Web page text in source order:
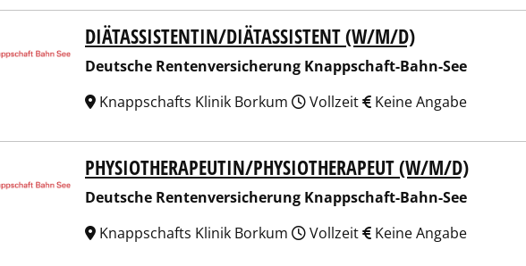
Rentenversicherung Knappschaft-Bahn-See
DIÄTASSISTENTIN/DIÄTASSISTENT (W/M/D)
Deutsche Rentenversicherung Knappschaft-Bahn-See
Knappschafts Klinik Borkum
Vollzeit Keine Angabe
Rentenversicherung Knappschaft-Bahn-See
PHYSIOTHERAPEUTIN/PHYSIOTHERAPEUT (W/M/D)
Deutsche Rentenversicherung Knappschaft-Bahn-See
Knappschafts Klinik Borkum
Vollzeit Keine Angabe